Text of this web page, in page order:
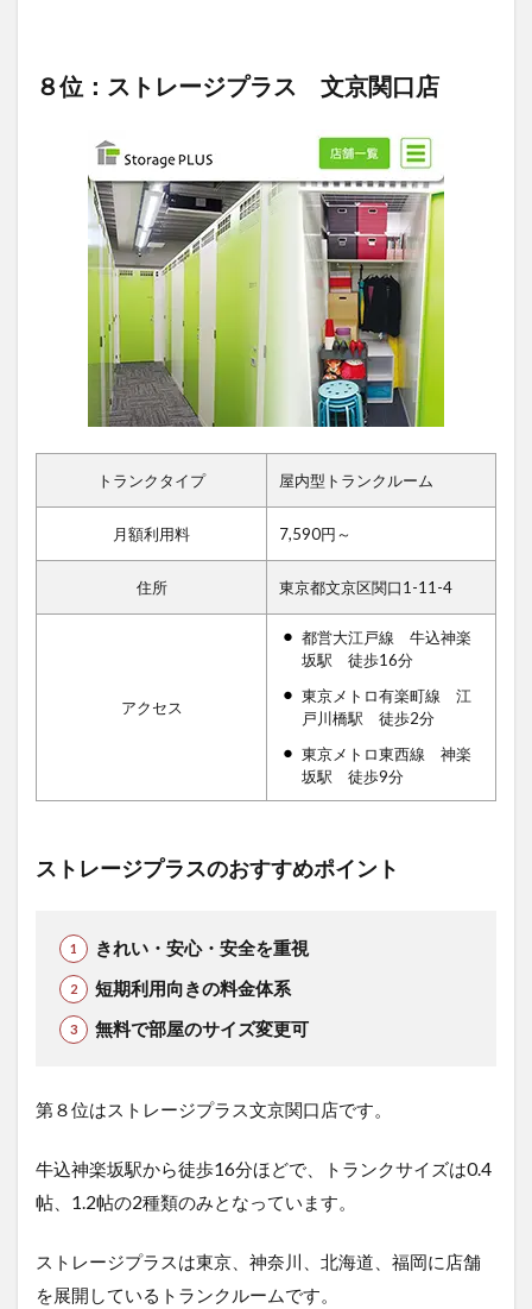
８位：ストレージプラス 文京関口店
トランクタイプ 屋内型トランクルーム
月額利用料 7,590円～
住所 東京都文京区関口1-11-4
アクセス
都営大江戸線 牛込神楽
坂駅 徒歩16分
東京メトロ有楽町線 江
戸川橋駅 徒歩2分
東京メトロ東西線 神楽
坂駅 徒歩9分
ストレージプラスのおすすめポイント
きれい・安心・安全を重視
短期利用向きの料金体系
無料で部屋のサイズ変更可
第８位はストレージプラス文京関口店です。
牛込神楽坂駅から徒歩16分ほどで、トランクサイズは0.4
帖、1.2帖の2種類のみとなっています。
ストレージプラスは東京、神奈川、北海道、福岡に店舗
を展開しているトランクルームです。